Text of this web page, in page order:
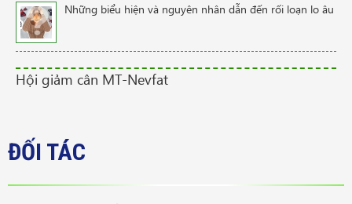
Những biểu hiện và nguyên nhân dẫn đến rối loạn lo âu
Hội giảm cân MT-Nevfat
ĐỐI TÁC